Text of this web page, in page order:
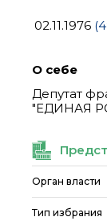
02.11.1976
О себе
Депутат
"ЕДИНАЯ
Орган власти
Тип избрания